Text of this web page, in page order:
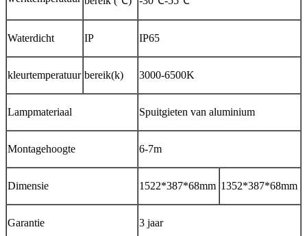
Waterdicht IP IP65
kleurtemperatuur bereik(k) 3000-6500K
Lampmateriaal Spuitgieten van aluminium
Montagehoogte 6-7m
Dimensie 1522*387*68mm 1352*387*68mm
Garantie 3 jaar